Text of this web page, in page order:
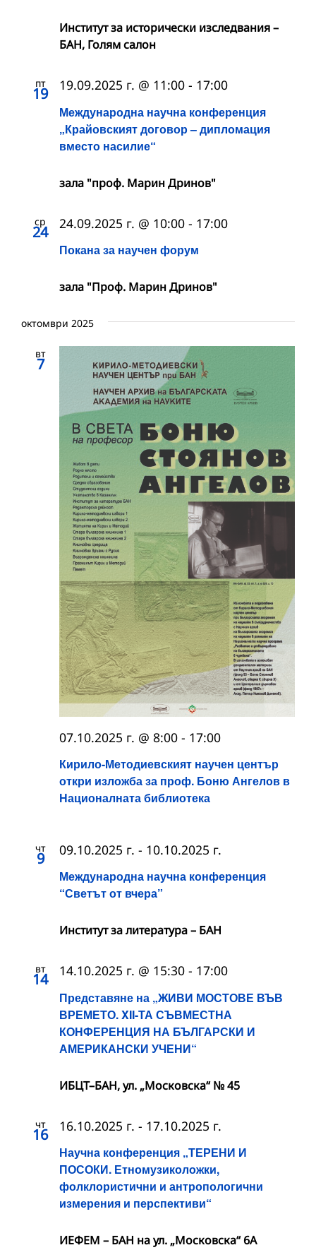
Институт за исторически изследвания –
БАН, Голям салон
пт
19
Международна научна конференция
„Крайовският договор – дипломация
вместо насилие“
19.09.2025 г. @ 11:00 - 17:00
зала "проф. Марин Дринов"
ср
24
Покана за научен форум
24.09.2025 г. @ 10:00 - 17:00
зала "Проф. Марин Дринов"
октомври 2025
вт
7
Кирило-Методиевският научен център
откри изложба за проф. Боню Ангелов в
Националната библиотека
07.10.2025 г. @ 8:00 - 17:00
чт
9
Международна научна конференция
“Светът от вчера”
09.10.2025 г. - 10.10.2025 г.
Институт за литература – БАН
вт
14
Представяне на „ЖИВИ МОСТОВЕ ВЪВ
ВРЕМЕТО. XII-ТА СЪВМЕСТНА
КОНФЕРЕНЦИЯ НА БЪЛГАРСКИ И
АМЕРИКАНСКИ УЧЕНИ“
14.10.2025 г. @ 15:30 - 17:00
ИБЦТ–БАН, ул. „Московска“ № 45
чт
16
Научна конференция „ТЕРЕНИ И
ПОСОКИ. Етномузиколожки,
фолклористични и антропологични
измерения и перспективи“
16.10.2025 г. - 17.10.2025 г.
ИЕФЕМ – БАН на ул. „Московска“ 6A